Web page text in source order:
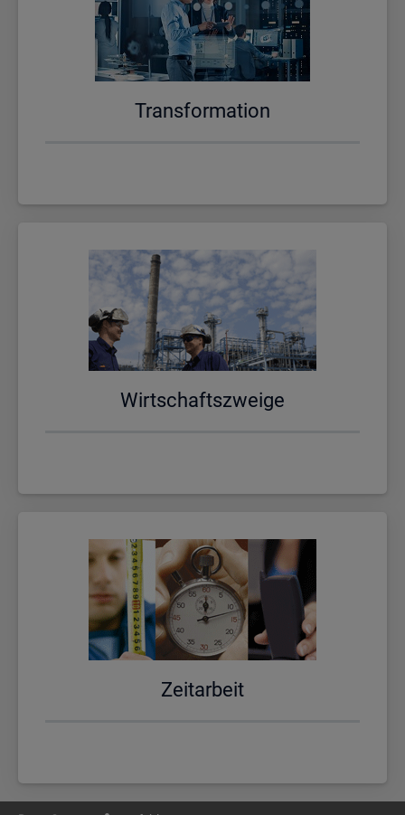
Trans­for­ma­ti­on
Wirt­schafts­zwei­ge
Zeit­ar­beit